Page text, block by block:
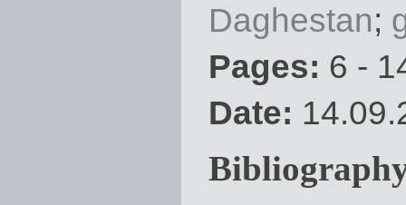
Daghestan;
Pages: 6 -
Date: